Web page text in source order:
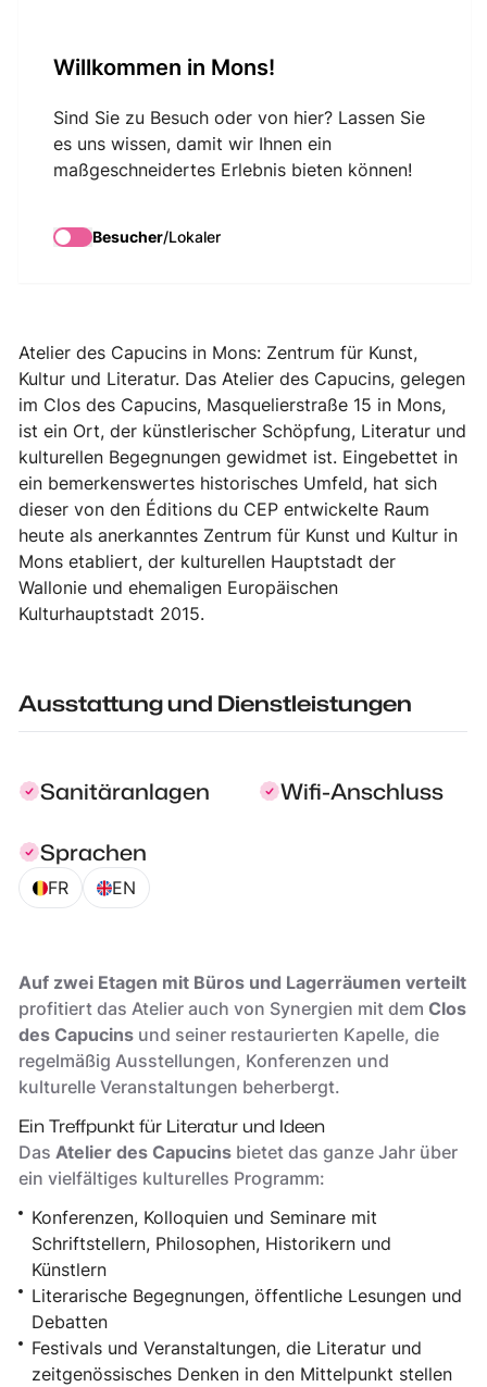
Willkommen in Mons!
Sind Sie zu Besuch oder von hier? Lassen Sie
es uns wissen, damit wir Ihnen ein
maßgeschneidertes Erlebnis bieten können!
Besucher/Lokaler
Atelier des Capucins
Atelier des Capucins in Mons: Zentrum für Kunst,
Kultur und Literatur. Das Atelier des Capucins, gelegen
im Clos des Capucins, Masquelierstraße 15 in Mons,
ist ein Ort, der künstlerischer Schöpfung, Literatur und
kulturellen Begegnungen gewidmet ist. Eingebettet in
ein bemerkenswertes historisches Umfeld, hat sich
dieser von den Éditions du CEP entwickelte Raum
heute als anerkanntes Zentrum für Kunst und Kultur in
Mons etabliert, der kulturellen Hauptstadt der
Wallonie und ehemaligen Europäischen
Kulturhauptstadt 2015.
Ausstattung und Dienstleistungen
Sanitäranlagen
Wifi-Anschluss
Sprachen
FR EN
Auf zwei Etagen mit Büros und Lagerräumen verteilt
profitiert das Atelier auch von Synergien mit dem Clos
des Capucins und seiner restaurierten Kapelle, die
regelmäßig Ausstellungen, Konferenzen und
kulturelle Veranstaltungen beherbergt.
Ein Treffpunkt für Literatur und Ideen
DasAtelier des Capucins bietet das ganze Jahr über
ein vielfältiges kulturelles Programm:
Konferenzen, Kolloquien und Seminare mit
Schriftstellern, Philosophen, Historikern und
Künstlern
Literarische Begegnungen, öffentliche Lesungen und
Debatten
Festivals und Veranstaltungen, die Literatur und
zeitgenössisches Denken in den Mittelpunkt stellen